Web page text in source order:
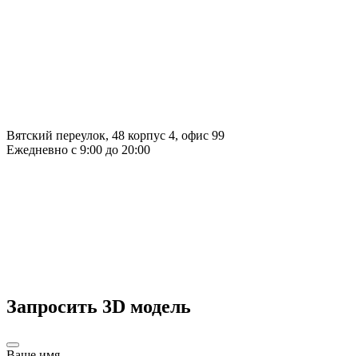
Вятский переулок, 48 корпус 4, офис 99
Ежедневно с 9:00 до 20:00
Запросить 3D модель